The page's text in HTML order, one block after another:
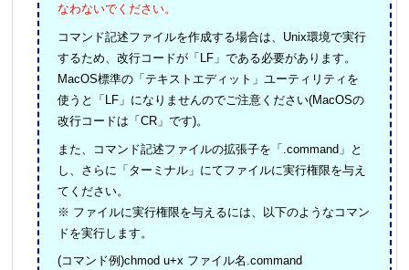
なわないでください。
コマンド記述ファイルを作成する場合は、Unix環境で実行
するため、改行コードが「LF」である必要があります。
MacOS標準の「テキストエディット」ユーティリティを
使うと「LF」になりませんのでご注意ください(MacOSの
改行コードは「CR」です)。
また、コマンド記述ファイルの拡張子を「.command」と
し、さらに「ターミナル」にてファイルに実行権限を与え
てください。
※ ファイルに実行権限を与えるには、以下のようなコマン
ドを実行します。
(コマンド例)chmod u+x ファイル名.command